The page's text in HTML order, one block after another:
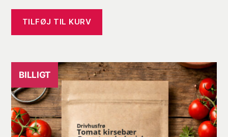
pris
var:
pris
er:
TILFØJ TIL KURV
BILLIGT